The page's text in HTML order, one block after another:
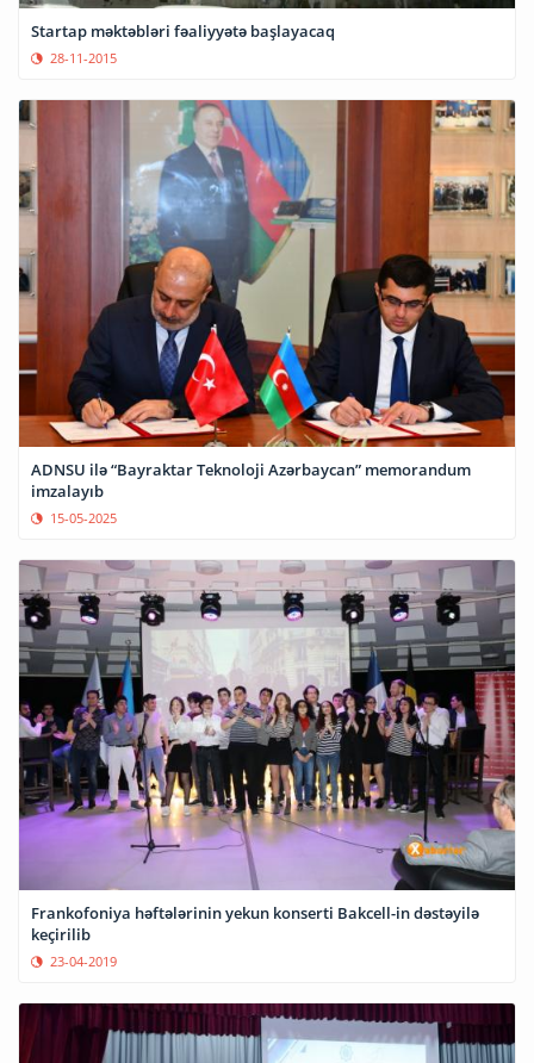
Startap məktəbləri fəaliyyətə başlayacaq
28-11-2015
ADNSU ilə “Bayraktar Teknoloji Azərbaycan” memorandum
imzalayıb
15-05-2025
Frankofoniya həftələrinin yekun konserti Bakcell-in dəstəyilə
keçirilib
23-04-2019